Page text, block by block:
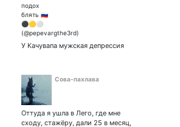
У Качувапа мужская депрессия
Сова-пахлава
Оттуда я ушла в Лего, где мне
сходу, стажёру, дали 25 в месяц,